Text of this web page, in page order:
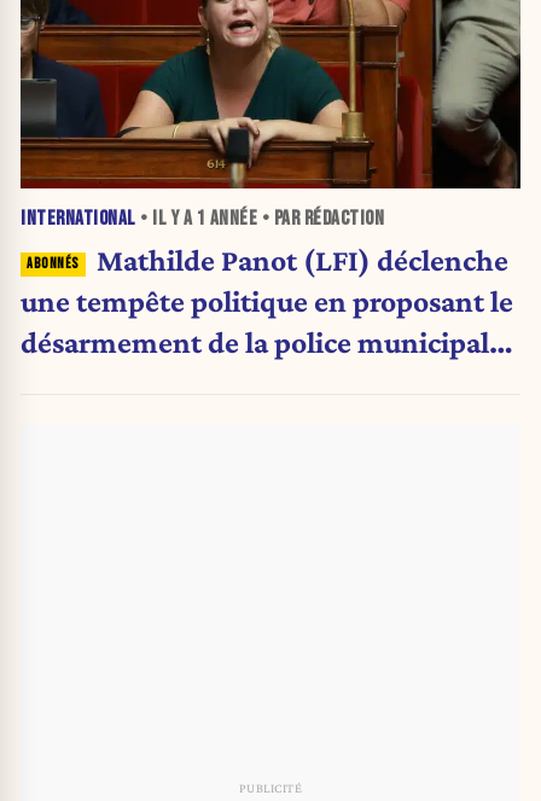
INTERNATIONAL • IL Y A 1 ANNÉE • PAR RÉDACTION
Mathilde Panot (LFI) déclenche
une tempête politique en proposant le
désarmement de la police municipale